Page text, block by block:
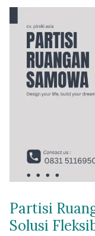
Partisi
Solusi